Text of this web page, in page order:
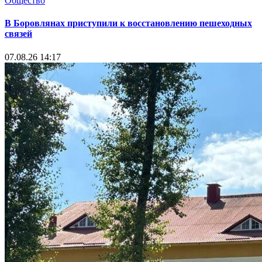
В Боровлянах приступили к восстановлению пешеходных
связей
07.08.26 14:17